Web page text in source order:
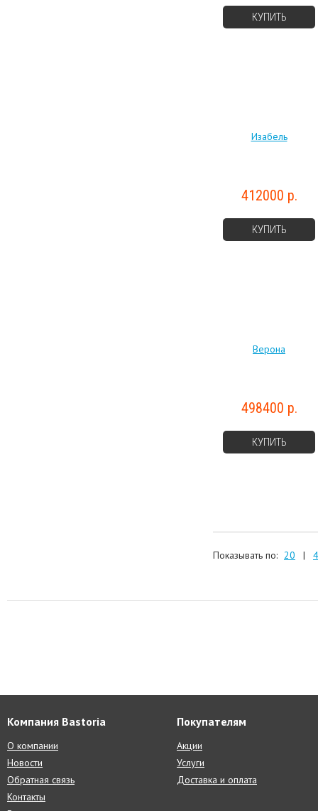
КУПИТЬ
Изабель
412000 р.
КУПИТЬ
Верона
498400 р.
КУПИТЬ
Показывать по: 20 |
Компания Bastoria
О компании
Новости
Обратная связь
Контакты
Покупателям
Акции
Услуги
Доставка и оплата